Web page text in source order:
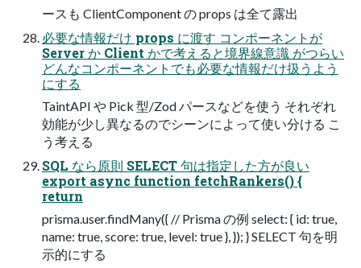
ースも ClientComponent の props は全て露出
必要な情報だけ props に渡す コンポーネントが
Server か Client かで考えると境界線意識 がつらい
どんなコンポーネントでも必要な情報だけ扱うよう
にする
TaintAPI や Pick 型/Zod パースなどを使う それぞれ
効能が少し異なるのでシーンによって使い分ける こ
う考える
SQL なら原則 SELECT 句は指定した方が良い
export async function fetchRankers() {
return
prisma.user.findMany({ // Prisma の例 select: { id: true,
name: true, score: true, level: true }, }); } SELECT 句を明
示的にする